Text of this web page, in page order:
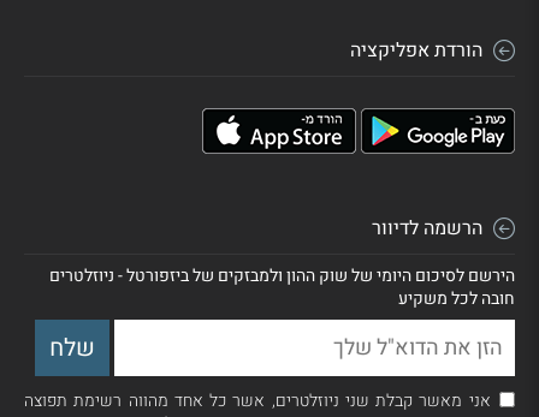
הורדת אפליקציה
הרשמה לדיוור
הירשם לסיכום היומי של שוק ההון ולמבזקים של ביזפורטל - ניוזלטרים
חובה לכל משקיע
אני מאשר קבלת שני ניוזלטרים, אשר כל אחד מהווה רשימת תפוצה